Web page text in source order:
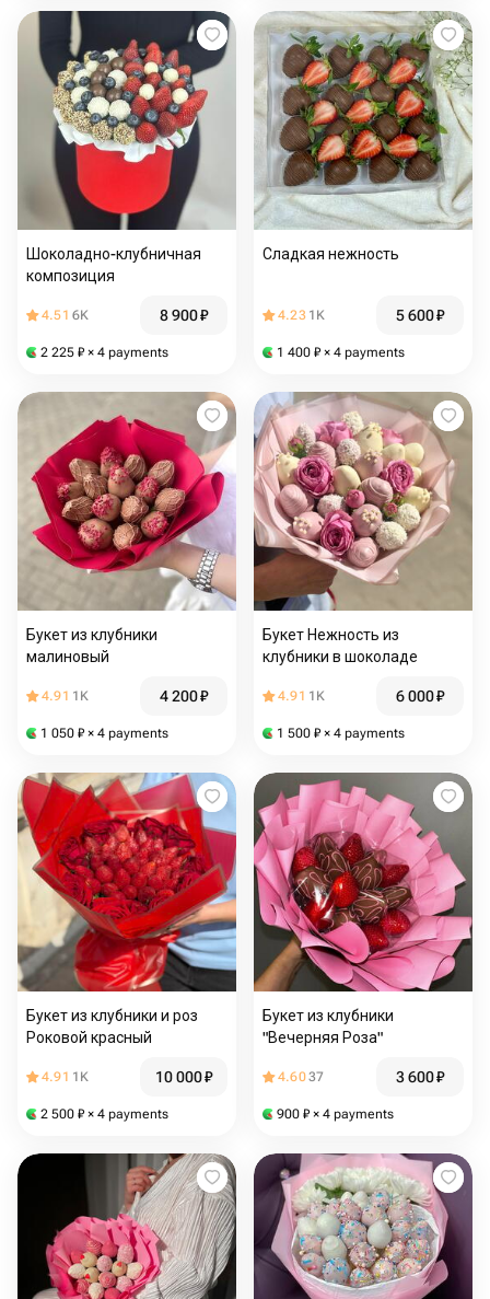
Шоколадно-клубничная
композиция
4.51 6K 8 900₽
2 225 ₽ × 4 payments
Сладкая нежность
4.23 1K 5 600₽
1 400 ₽ × 4 payments
Букет из клубники
малиновый
4.91 1K 4 200₽
1 050 ₽ × 4 payments
Букет Нежность из
клубники в шоколаде
4.91 1K 6 000₽
1 500 ₽ × 4 payments
Букет из клубники и роз
Роковой красный
4.91 1K 10 000₽
2 500 ₽ × 4 payments
Букет из клубники
"Вечерняя Роза"
4.6037 3 600₽
900 ₽ × 4 payments